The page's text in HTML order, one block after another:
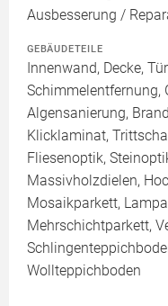
Ausbesserung /
GEBÄUDETEILE
Innenwand, Decke,
Schimmelentfernung,
Algensanierung,
Klicklaminat,
Fliesenoptik,
Massivholzdielen,
Mosaikparkett,
Mehrschichtparkett,
Wollteppichboden